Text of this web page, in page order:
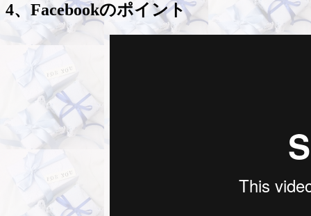
4、Facebookのポイント